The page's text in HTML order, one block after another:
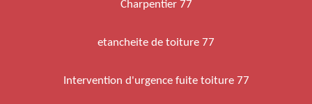
Charpentier 77
etancheite de toiture 77
Intervention d'urgence fuite toiture 77